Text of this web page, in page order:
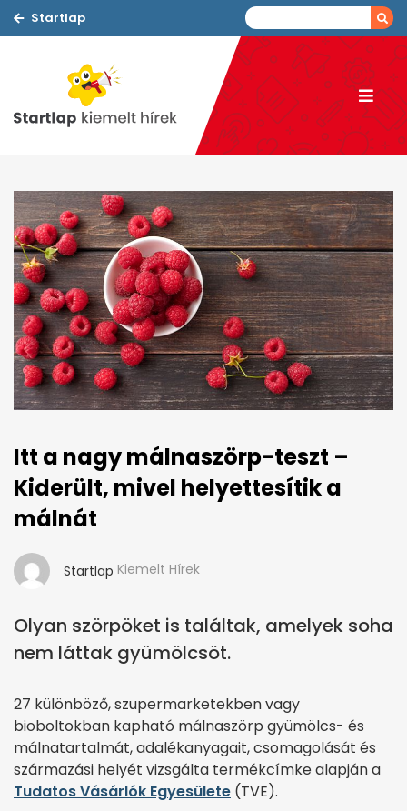
Startlap
Itt a nagy málnaszörp-teszt –
Kiderült, mivel helyettesítik a
málnát
Startlap Kiemelt Hírek
Olyan szörpöket is találtak, amelyek soha
nem láttak gyümölcsöt.
27 különböző, szupermarketekben vagy
bioboltokban kapható málnaszörp gyümölcs- és
málnatartalmát, adalékanyagait, csomagolását és
származási helyét vizsgálta termékcímke alapján a
Tudatos Vásárlók Egyesülete (TVE).